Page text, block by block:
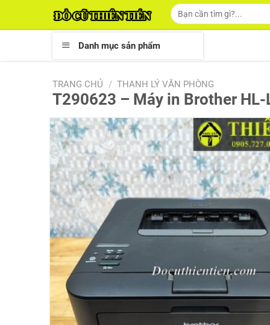
Tìm
kiếm:
Danh mục sản phẩm
TRANG CHỦ / THANH LÝ VĂN PHÒNG
T290623 – Máy in Brother HL-